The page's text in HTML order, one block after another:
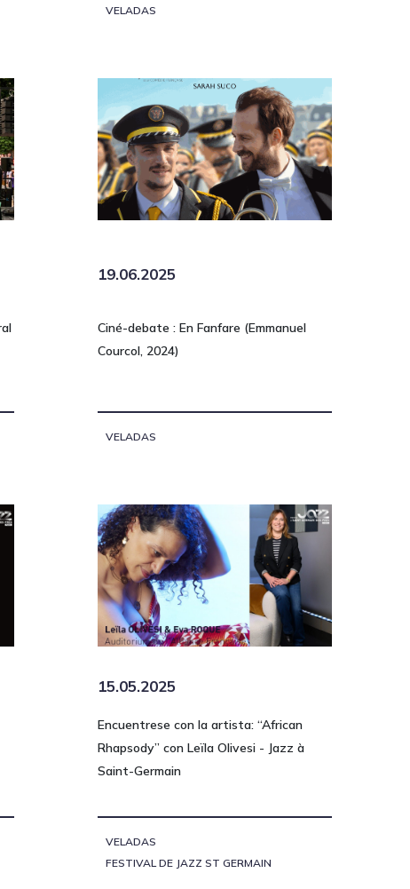
VELADAS
19.06.2025
Ciné-debate : En Fanfare (Emmanuel
Courcol, 2024)
VELADAS
15.05.2025
Encuentrese con la artista: “African
Rhapsody” con Leïla Olivesi - Jazz à
Saint-Germain
VELADAS
FESTIVAL DE JAZZ ST GERMAIN